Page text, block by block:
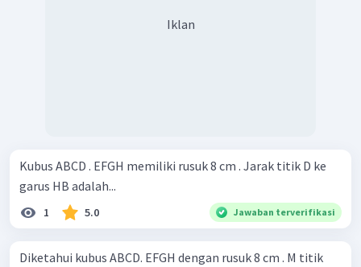
Iklan
Kubus ABCD . EFGH memiliki rusuk 8 cm . Jarak titik D ke
garus HB adalah...
1 5.0 Jawaban terverifikasi
Diketahui kubus ABCD. EFGH dengan rusuk 8 cm . M titik